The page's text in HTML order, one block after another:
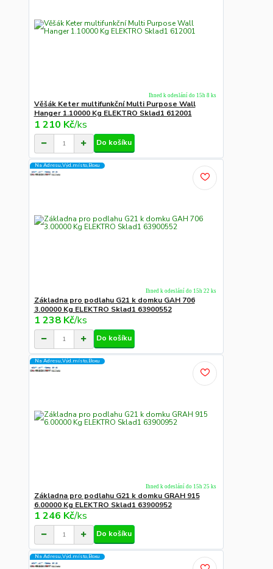
Věšák Keter multifunkční Multi Purpose Wall
Hanger 1.10000 Kg ELEKTRO Sklad1 612001
1 210 Kč/ks
Ihned k odeslání do 15h 8 ks
Do košíku
Na Adresu,Výd.místo,Boxu
Základna pro podlahu G21 k domku GAH 706
3.00000 Kg ELEKTRO Sklad1 63900552
1 238 Kč/ks
Ihned k odeslání do 15h 22 ks
Do košíku
Na Adresu,Výd.místo,Boxu
Základna pro podlahu G21 k domku GRAH 915
6.00000 Kg ELEKTRO Sklad1 63900952
1 246 Kč/ks
Ihned k odeslání do 15h 25 ks
Do košíku
Na Adresu,Výd.místo,Boxu